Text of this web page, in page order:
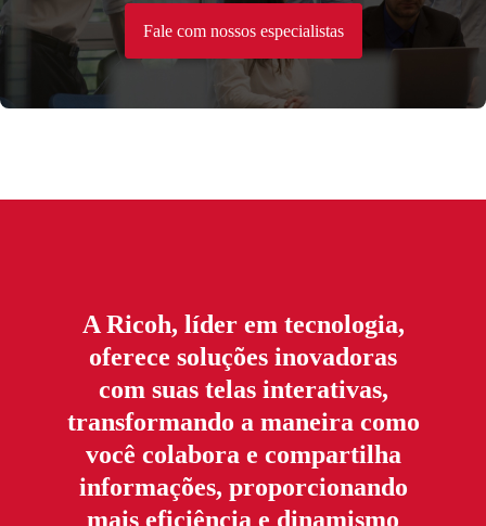
Fale com nossos especialistas
A Ricoh, líder em tecnologia,
oferece soluções inovadoras
com suas telas interativas,
transformando a maneira como
você colabora e compartilha
informações, proporcionando
mais eficiência e dinamismo